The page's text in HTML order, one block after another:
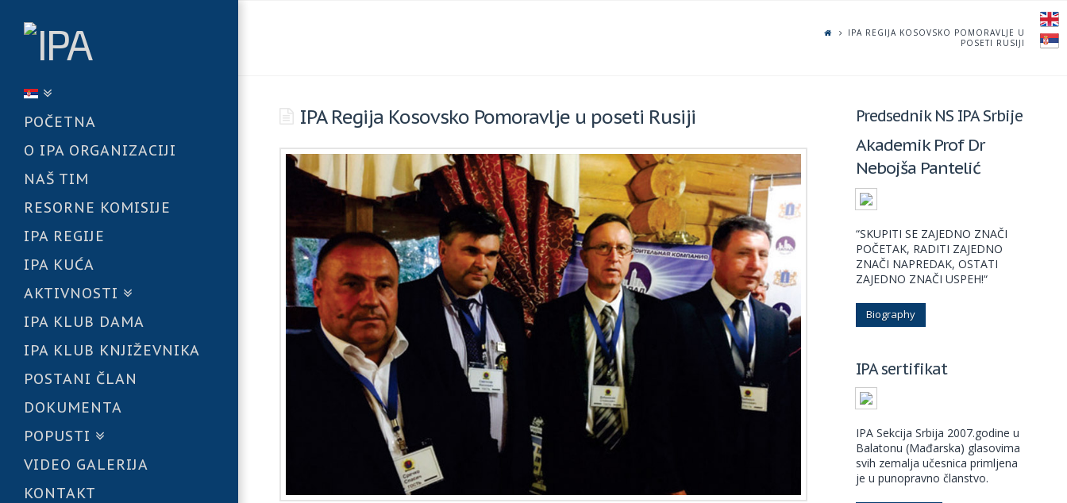
POČETNA
O IPA ORGANIZACIJI
NAŠ TIM
RESORNE KOMISIJE
IPA REGIJE
IPA KUĆA
AKTIVNOSTI
IPA KLUB DAMA
IPA KLUB KNJIŽEVNIKA
POSTANI ČLAN
DOKUMENTA
POPUSTI
VIDEO GALERIJA
KONTAKT
IPA REGIJA KOSOVSKO POMORAVLJE U
POSETI RUSIJI
IPA Regija Kosovsko Pomoravlje u poseti Rusiji Predsednik NS IPA Srbije
Akademik Prof Dr
Nebojša Pantelić
“SKUPITI SE ZAJEDNO ZNAČI
POČETAK, RADITI ZAJEDNO
ZNAČI NAPREDAK, OSTATI
ZAJEDNO ZNAČI USPEH!“
Biography
IPA sertifikat
IPA Sekcija Srbija 2007.godine u
Balatonu (Mađarska) glasovima
svih zemalja učesnica primljena
je u punopravno članstvo.